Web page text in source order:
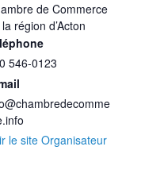
de Commerce
région d’Acton
546-0123
le site Organisateur